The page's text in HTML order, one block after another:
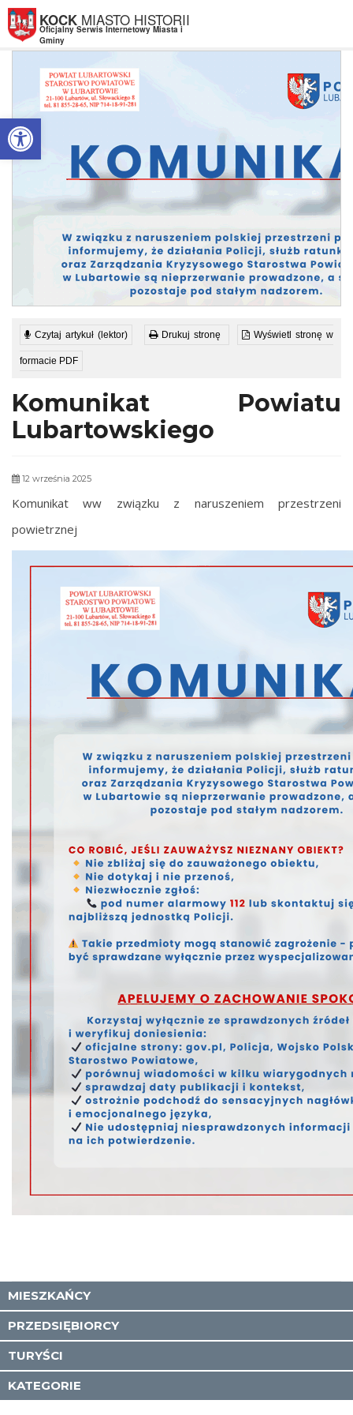
Otwórz pasek narzędzi
KOCK MIASTO HISTORII
Oficjalny Serwis Internetowy Miasta i
Gminy
Czytaj artykuł (lektor) Drukuj stronę Wyświetl stronę w
formacie PDF
Komunikat Powiatu
Lubartowskiego
12 września 2025
Komunikat ww związku z naruszeniem przestrzeni
powietrznej
MIESZKAŃCY
PRZEDSIĘBIORCY
TURYŚCI
KATEGORIE